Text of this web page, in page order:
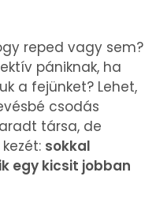
reped vagy sem?
pániknak, ha
a fejünket? Lehet,
csodás
társa, de
sokkal
egy kicsit jobban